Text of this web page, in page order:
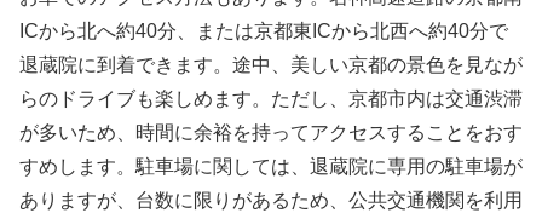
ICから北へ約40分、または京都東ICから北西へ約40分で
退蔵院に到着できます。途中、美しい京都の景色を見なが
らのドライブも楽しめます。ただし、京都市内は交通渋滞
が多いため、時間に余裕を持ってアクセスすることをおす
すめします。駐車場に関しては、退蔵院に専用の駐車場が
ありますが、台数に限りがあるため、公共交通機関を利用